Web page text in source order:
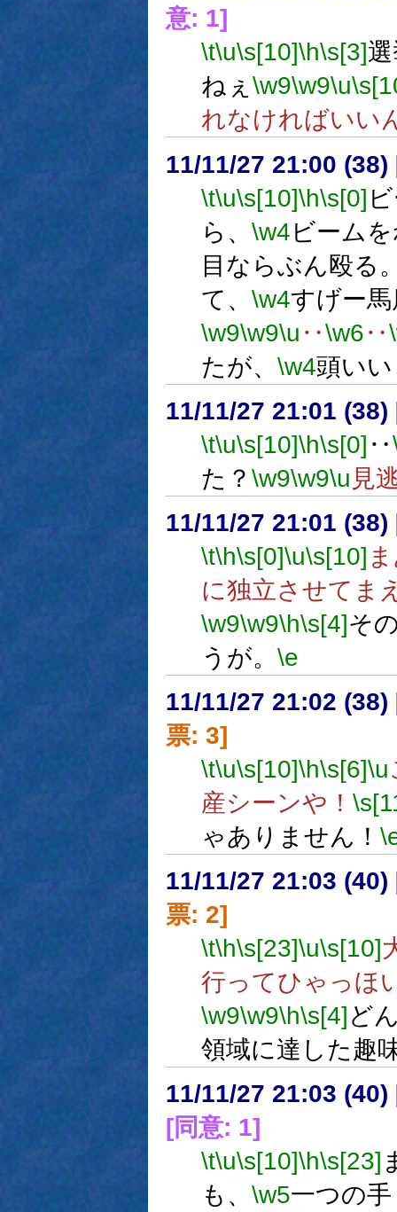
意: 1]
\t\u\s[10]\h\s[3]
ねぇ \w9\w9\u
れなければいい
11/11/27 21:00 (38)
\t\u\s[10]\h\s[0]
ら、 \w4ビーム
目ならぶん殴る
て、 \w4すげー
\w9\w9\u ‥\w6‥
たが、 \w4頭い
11/11/27 21:01 (38)
\t\u\s[10]\h\s[0] ‥
た？ \w9\w9\u 見
11/11/27 21:01 (38)
\t\h\s[0]\u\s[10]
に独立させてま
\w9\w9\h\s[4]そ
うが。 \e
11/11/27 21:02 (38)
票: 3]
\t\u\s[10]\h\s[6]\u
産シーンや！
ゃありません！
11/11/27 21:03 (40)
票: 2]
\t\h\s[23]\u\s[10]
行ってひゃっほ
\w9\w9\h\s[4]ど
領域に達した趣
11/11/27 21:03 (40)
[同意: 1]
\t\u\s[10]\h\s[23]
も、 \w5一つの